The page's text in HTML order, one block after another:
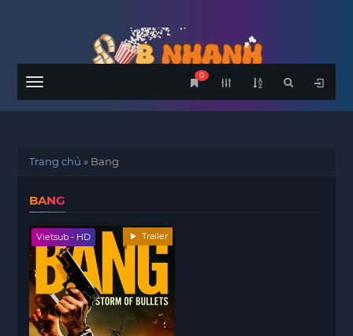
Menu
0
Trang chủ » Bang
BANG
Vietsub - HD Trailer